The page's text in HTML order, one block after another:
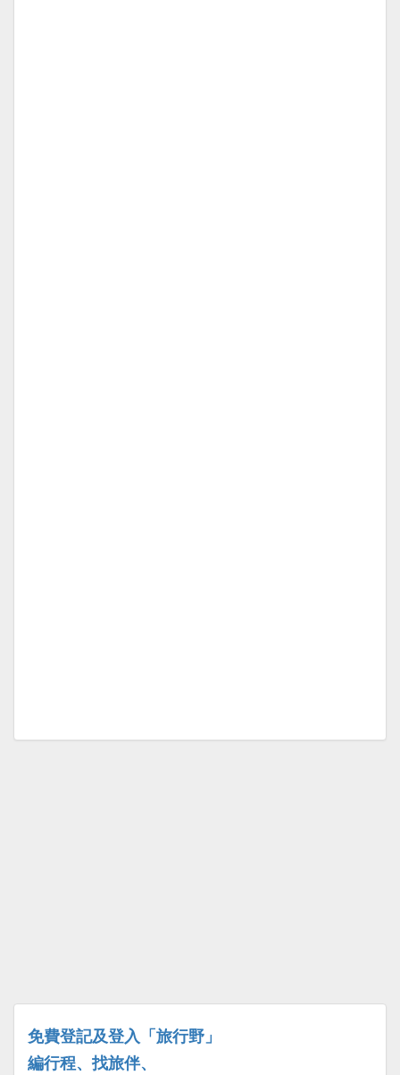
免費登記及登入「旅行野」
編行程、找旅伴、